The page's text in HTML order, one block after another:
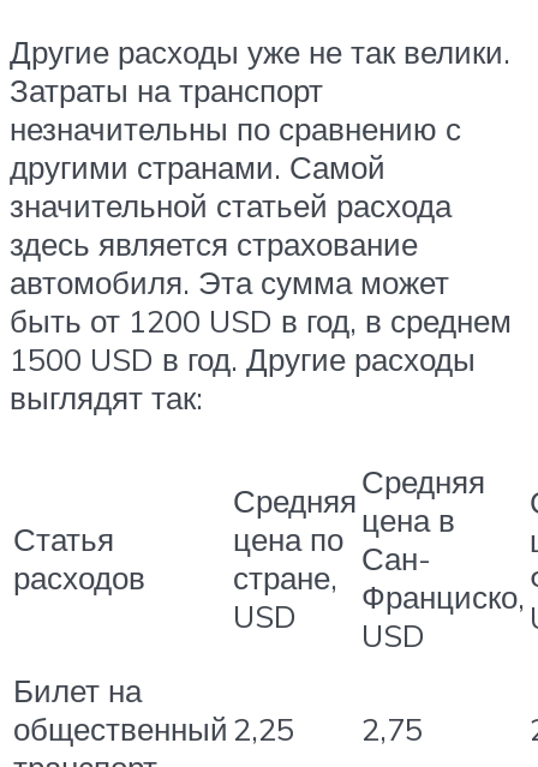
Другие расходы уже не так велики.
Затраты на транспорт
незначительны по сравнению с
другими странами. Самой
значительной статьей расхода
здесь является страхование
автомобиля. Эта сумма может
быть от 1200 USD в год, в среднем
1500 USD в год. Другие расходы
выглядят так:
Статья
расходов
Средняя
цена по
стране,
USD
Средняя
цена в
Сан-
Франциско,
USD
Билет на
общественный 2,25 2,75